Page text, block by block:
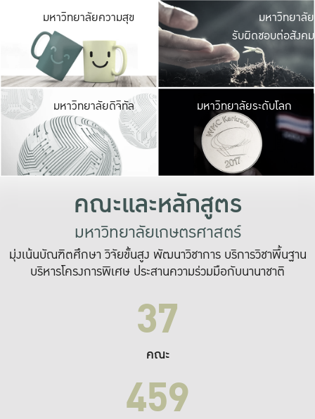
มหาวิทยาลัยความสุข มหาวิ
ค
เปิดประ
และพบเรื่องราวใ
มหาวิทยาลัย
รับผิดชอบต่อสังคม
มหาวิทยาลัยดิจิทัล มหาวิ
เปลี่ยนแปลง แล
เพื่อทำง
ระบบสารสนเทศ
มหาวิทยาลัยระดับโลก
คณะและหลักสูตร
มหาวิทยาลัยเกษตรศาสตร์
มุ่งเน้นบัณฑิตศึกษา วิจัยขั้นสูง พัฒนาวิชาการ บริการวิชาพื้นฐาน
บริหารโครงการพิเศษ ประสานความร่วมมือกับนานาชาติ
37
คณะ
459